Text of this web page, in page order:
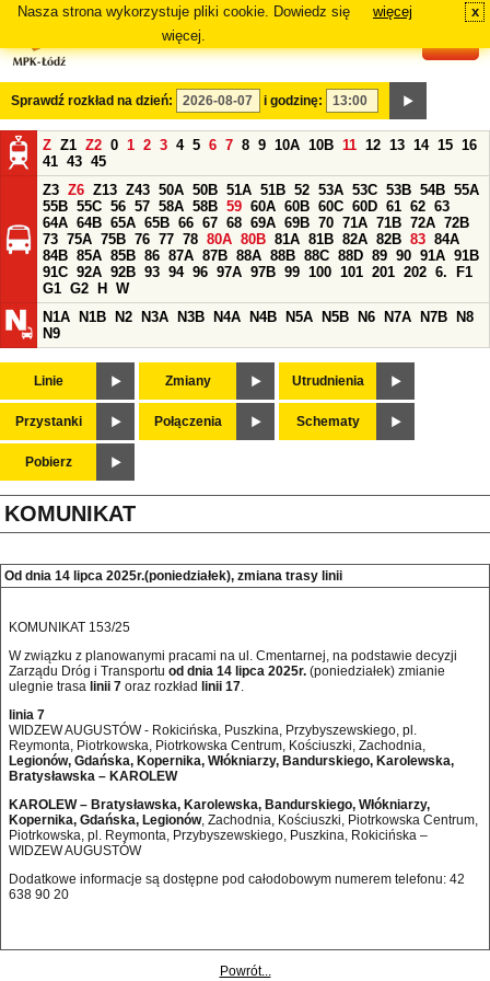
Nasza strona wykorzystuje pliki cookie. Dowiedz się
więcej.
więcej x
Sprawdź rozkład na dzień: i godzinę:
Z Z1 Z2 0 1 2 3 4 5 6 7 8 9 10A 10B 11 12 13 14 15 16
41 43 45
Z3 Z6 Z13 Z43 50A 50B 51A 51B 52 53A 53C 53B 54B 55A
55B 55C 56 57 58A 58B 59 60A 60B 60C 60D 61 62 63
64A 64B 65A 65B 66 67 68 69A 69B 70 71A 71B 72A 72B
73 75A 75B 76 77 78 80A 80B 81A 81B 82A 82B 83 84A
84B 85A 85B 86 87A 87B 88A 88B 88C 88D 89 90 91A 91B
91C 92A 92B 93 94 96 97A 97B 99 100 101 201 202 6.
F1
G1 G2 H
W
N1A
N1B N2 N3A N3B N4A N4B N5A N5B N6 N7A N7B
N8
N9
Linie Zmiany Utrudnienia
Przystanki Połączenia Schematy
Pobierz
KOMUNIKAT
Od dnia 14 lipca 2025r.(poniedziałek), zmiana trasy linii
KOMUNIKAT 153/25
W związku z planowanymi pracami na ul. Cmentarnej, na podstawie decyzji
Zarządu Dróg i Transportu od dnia 14 lipca 2025r. (poniedziałek) zmianie
ulegnie trasa linii 7 oraz rozkład linii 17
linia 7
WIDZEW AUGUSTÓW - Rokicińska, Puszkina, Przybyszewskiego, pl.
Reymonta, Piotrkowska, Piotrkowska Centrum, Kościuszki, Zachodnia,
Legionów, Gdańska, Kopernika, Włókniarzy, Bandurskiego, Karolewska,
Bratysławska – KAROLEW
KAROLEW – Bratysławska, Karolewska, Bandurskiego, Włókniarzy,
Kopernika, Gdańska, Legionów, Zachodnia, Kościuszki, Piotrkowska Centrum,
Piotrkowska, pl. Reymonta, Przybyszewskiego, Puszkina, Rokicińska –
WIDZEW AUGUSTÓW
Dodatkowe informacje są dostępne pod całodobowym numerem telefonu: 42
638 90 20
Powrót...